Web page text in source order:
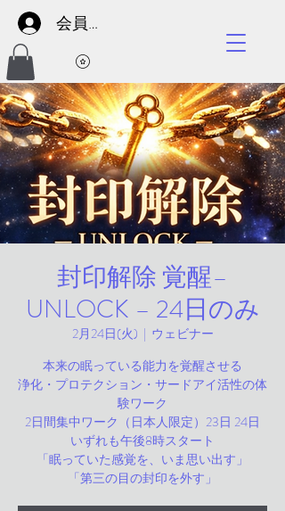
会員サイト
封印解除 覚醒–
UNLOCK – 24日のみ
2月24日(火)
  |
ウェビナー
本来の眠っている能力を覚醒させる
浄化・プロテクション・サードアイ活性の体
験ワーク
2日間集中ワーク（日本人限定）23日 24日
いずれも午後8時スタート
「眠っていた感覚を、いま思い出す」
「第三の目の封印を外す」